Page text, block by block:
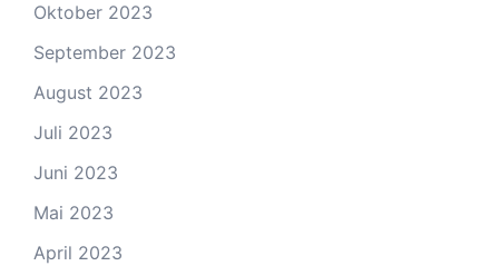
Oktober 2023
September 2023
August 2023
Juli 2023
Juni 2023
Mai 2023
April 2023